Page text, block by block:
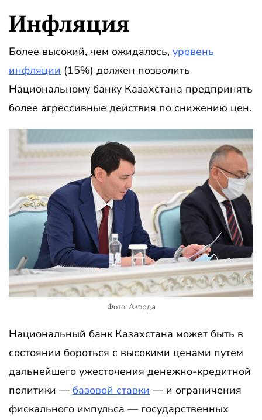
Инфляция
Более высокий, чем ожидалось, уровень
инфляции (15%) должен позволить
Национальному банку Казахстана предпринять
более агрессивные действия по снижению цен.
Фото: Акорда
Национальный банк Казахстана может быть в
состоянии бороться с высокими ценами путем
дальнейшего ужесточения денежно-кредитной
политики — базовой ставки — и ограничения
фискального импульса — государственных